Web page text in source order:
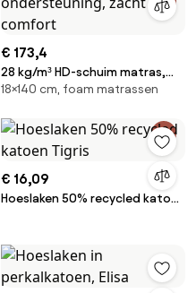
€ 173,4
28 kg/m³ HD-schuim matras,
zeer stevige ondersteuning,
18×140 cm, foam matrassen
€ 16,09
Hoeslaken 50% recycled katoen